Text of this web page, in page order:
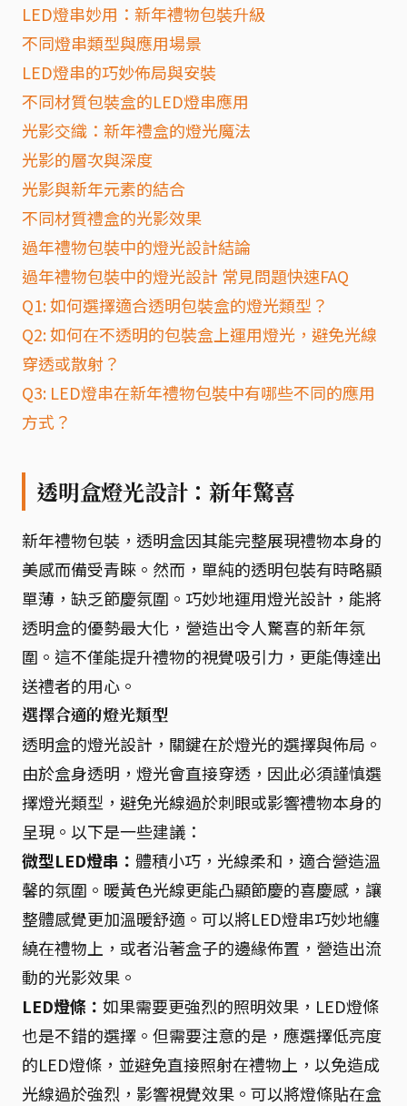
LED燈串妙用：新年禮物包裝升級
不同燈串類型與應用場景
LED燈串的巧妙佈局與安裝
不同材質包裝盒的LED燈串應用
光影交織：新年禮盒的燈光魔法
光影的層次與深度
光影與新年元素的結合
不同材質禮盒的光影效果
過年禮物包裝中的燈光設計結論
過年禮物包裝中的燈光設計 常見問題快速FAQ
Q1: 如何選擇適合透明包裝盒的燈光類型？
Q2: 如何在不透明的包裝盒上運用燈光，避免光線
穿透或散射？
Q3: LED燈串在新年禮物包裝中有哪些不同的應用
方式？
透明盒燈光設計：新年驚喜
新年禮物包裝，透明盒因其能完整展現禮物本身的
美感而備受青睞。然而，單純的透明包裝有時略顯
單薄，缺乏節慶氛圍。巧妙地運用燈光設計，能將
透明盒的優勢最大化，營造出令人驚喜的新年氛
圍。這不僅能提升禮物的視覺吸引力，更能傳達出
送禮者的用心。
選擇合適的燈光類型
透明盒的燈光設計，關鍵在於燈光的選擇與佈局。
由於盒身透明，燈光會直接穿透，因此必須謹慎選
擇燈光類型，避免光線過於刺眼或影響禮物本身的
呈現。以下是一些建議：
微型LED燈串： 體積小巧，光線柔和，適合營造溫
馨的氛圍。暖黃色光線更能凸顯節慶的喜慶感，讓
整體感覺更加溫暖舒適。可以將LED燈串巧妙地纏
繞在禮物上，或者沿著盒子的邊緣佈置，營造出流
動的光影效果。
LED燈條： 如果需要更強烈的照明效果，LED燈條
也是不錯的選擇。但需要注意的是，應選擇低亮度
的LED燈條，並避免直接照射在禮物上，以免造成
光線過於強烈，影響視覺效果。可以將燈條貼在盒